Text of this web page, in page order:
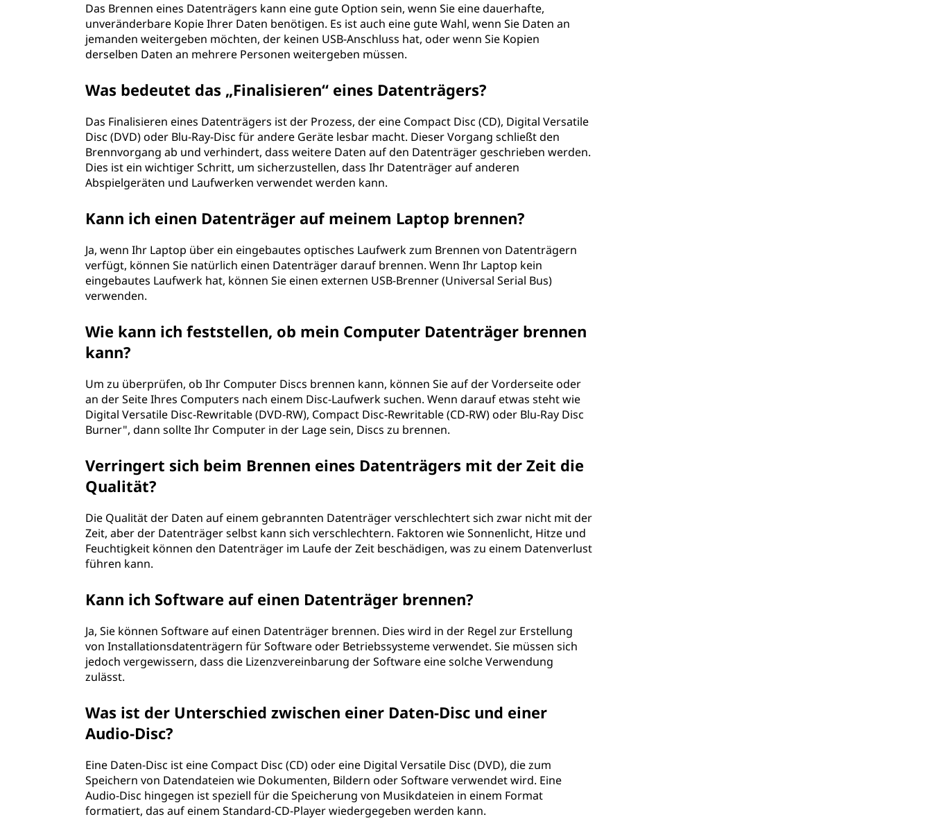
Das Brennen eines Datenträgers kann eine gute Option sein, wenn Sie eine dauerhafte,
unveränderbare Kopie Ihrer Daten benötigen. Es ist auch eine gute Wahl, wenn Sie Daten an
jemanden weitergeben möchten, der keinen USB-Anschluss hat, oder wenn Sie Kopien
derselben Daten an mehrere Personen weitergeben müssen.
Was bedeutet das „Finalisieren“ eines Datenträgers?
Das Finalisieren eines Datenträgers ist der Prozess, der eine Compact Disc (CD), Digital Versatile
Disc (DVD) oder Blu-Ray-Disc für andere Geräte lesbar macht. Dieser Vorgang schließt den
Brennvorgang ab und verhindert, dass weitere Daten auf den Datenträger geschrieben werden.
Dies ist ein wichtiger Schritt, um sicherzustellen, dass Ihr Datenträger auf anderen
Abspielgeräten und Laufwerken verwendet werden kann.
Kann ich einen Datenträger auf meinem Laptop brennen?
Ja, wenn Ihr Laptop über ein eingebautes optisches Laufwerk zum Brennen von Datenträgern
verfügt, können Sie natürlich einen Datenträger darauf brennen. Wenn Ihr Laptop kein
eingebautes Laufwerk hat, können Sie einen externen USB-Brenner (Universal Serial Bus)
verwenden.
Wie kann ich feststellen, ob mein Computer Datenträger brennen
kann?
Um zu überprüfen, ob Ihr Computer Discs brennen kann, können Sie auf der Vorderseite oder
an der Seite Ihres Computers nach einem Disc-Laufwerk suchen. Wenn darauf etwas steht wie
Digital Versatile Disc-Rewritable (DVD-RW), Compact Disc-Rewritable (CD-RW) oder Blu-Ray Disc
Burner", dann sollte Ihr Computer in der Lage sein, Discs zu brennen.
Verringert sich beim Brennen eines Datenträgers mit der Zeit die
Qualität?
Die Qualität der Daten auf einem gebrannten Datenträger verschlechtert sich zwar nicht mit der
Zeit, aber der Datenträger selbst kann sich verschlechtern. Faktoren wie Sonnenlicht, Hitze und
Feuchtigkeit können den Datenträger im Laufe der Zeit beschädigen, was zu einem Datenverlust
führen kann.
Kann ich Software auf einen Datenträger brennen?
Ja, Sie können Software auf einen Datenträger brennen. Dies wird in der Regel zur Erstellung
von Installationsdatenträgern für Software oder Betriebssysteme verwendet. Sie müssen sich
jedoch vergewissern, dass die Lizenzvereinbarung der Software eine solche Verwendung
zulässt.
Was ist der Unterschied zwischen einer Daten-Disc und einer
Audio-Disc?
Eine Daten-Disc ist eine Compact Disc (CD) oder eine Digital Versatile Disc (DVD), die zum
Speichern von Datendateien wie Dokumenten, Bildern oder Software verwendet wird. Eine
Audio-Disc hingegen ist speziell für die Speicherung von Musikdateien in einem Format
formatiert, das auf einem Standard-CD-Player wiedergegeben werden kann.